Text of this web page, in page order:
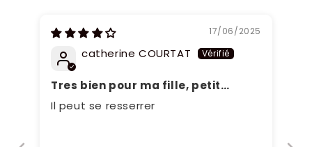
17/06/2025
catherine COURTAT
Tres bien pour ma fille, petit
poignet
Il peut se resserrer